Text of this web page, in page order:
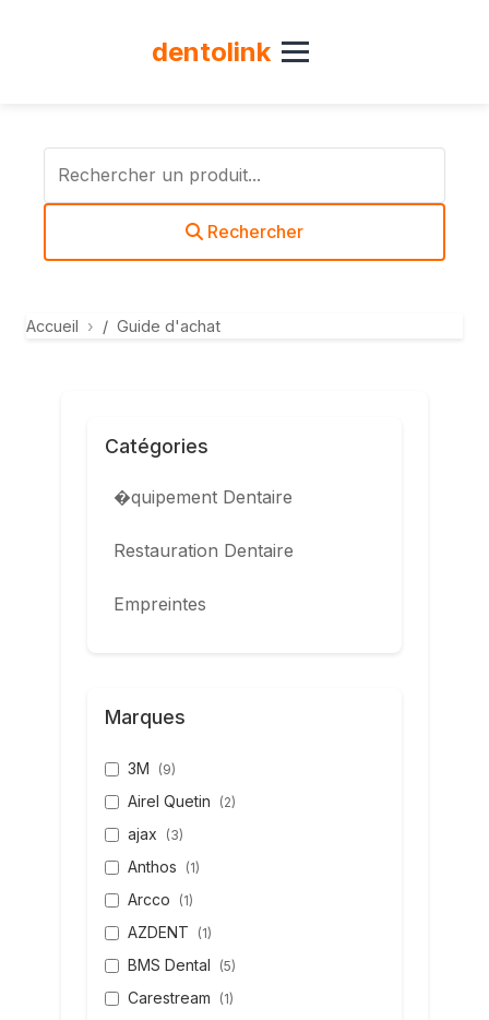
dentolink
Rechercher
Accueil Guide d'achat
Catégories
�quipement Dentaire
Restauration Dentaire
Empreintes
Marques
3M (9)
Airel Quetin (2)
ajax (3)
Anthos (1)
Arcco (1)
AZDENT (1)
BMS Dental (5)
Carestream (1)